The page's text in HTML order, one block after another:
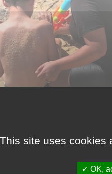
This site uses cookies
OK,